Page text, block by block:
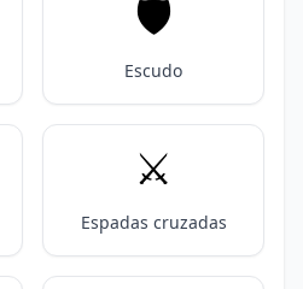
🛡️
Escudo
⚔️
Espadas cruzadas